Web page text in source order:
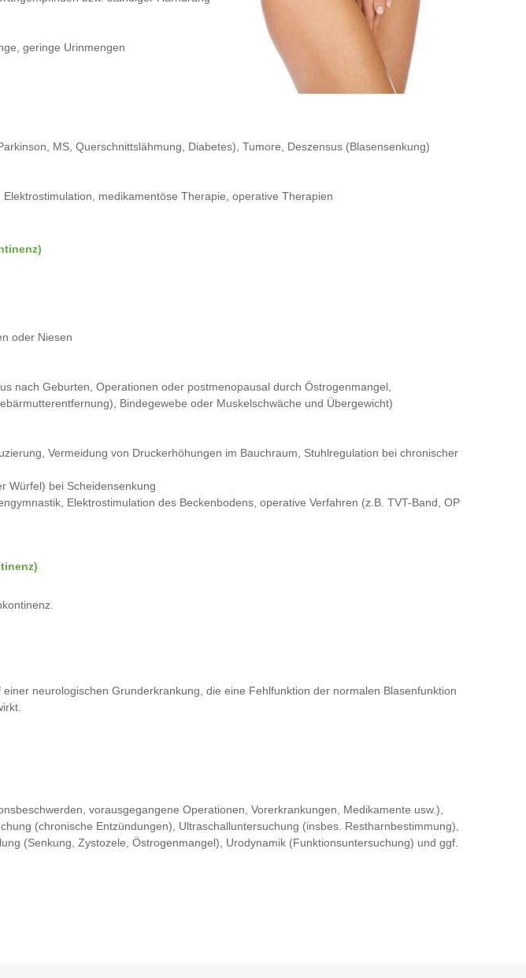
geringe Urinmengen
MS, Querschnittslähmung, Diabetes), Tumore, Deszensus (Blasensenkung)
medikamentöse Therapie, operative Therapien
oder Niesen
nach Geburten, Operationen oder postmenopausal durch Östrogenmangel,
Bindegewebe oder Muskelschwäche und Übergewicht)
Vermeidung von Druckerhöhungen im Bauchraum, Stuhlregulation bei chronischer
Würfel) bei Scheidensenkung
Elektrostimulation des Beckenbodens, operative Verfahren (z.B. TVT-Band, OP
neurologischen Grunderkrankung, die eine Fehlfunktion der normalen Blasenfunktion
vorausgegangene Operationen, Vorerkrankungen, Medikamente usw.),
(chronische Entzündungen), Ultraschalluntersuchung (insbes. Restharnbestimmung),
(Senkung, Zystozele, Östrogenmangel), Urodynamik (Funktionsuntersuchung) und ggf.